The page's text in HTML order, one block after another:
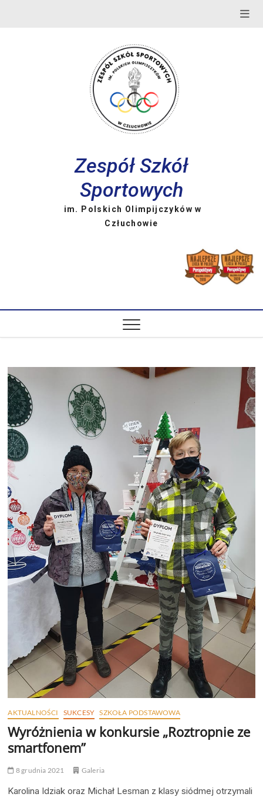
Zespół Szkół
Sportowych
im. Polskich Olimpijczyków w
Człuchowie
AKTUALNOŚCI SUKCESY SZKOŁA PODSTAWOWA
Wyróżnienia w konkursie „Roztropnie ze
smartfonem”
8 grudnia 2021 Galeria
Karolina Idziak oraz Michał Lesman z klasy siódmej otrzymali